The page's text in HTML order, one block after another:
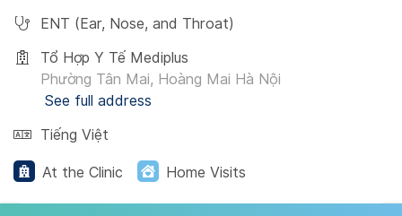
ENT (Ear, Nose, and Throat)
Tổ Hợp Y Tế Mediplus
Phường Tân Mai, Hoàng Mai Hà Nội
See full address
Tiếng Việt
At the Clinic Home Visits